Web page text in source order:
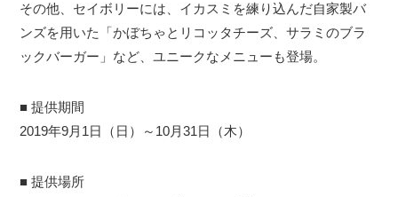
その他、セイボリーには、イカスミを練り込んだ自家製バ
ンズを用いた「かぼちゃとリコッタチーズ、サラミのブラ
ックバーガー」など、ユニークなメニューも登場。
■ 提供期間
2019年9月1日（日）～10月31日（木）
■ 提供場所